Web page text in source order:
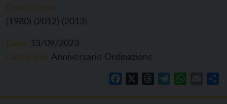
(1980) (2012) (2013)
13/09/2023
Anniversario Ordinazione
Facebook ThreadsTelegramWhatsApp
Email